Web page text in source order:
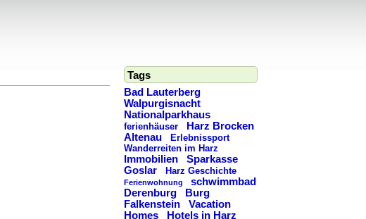
Tags
Bad Lauterberg
Walpurgisnacht
Nationalparkhaus
ferienhäuser
Harz Brocken
Altenau
Erlebnissport
Wanderreiten im Harz
Immobilien
Sparkasse
Goslar
Harz Geschichte
Ferienwohnung
schwimmbad
Derenburg
Burg
Falkenstein
Vacation
Homes
Hotels in Harz